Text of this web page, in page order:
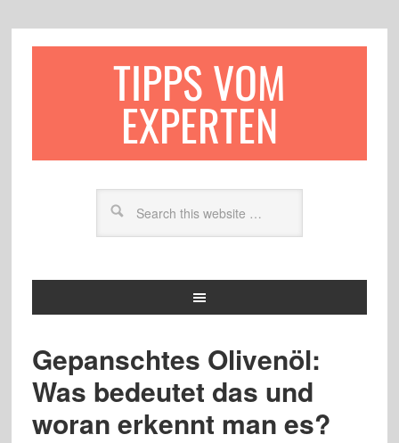
TIPPS VOM
EXPERTEN
Gepanschtes Olivenöl:
Was bedeutet das und
woran erkennt man es?